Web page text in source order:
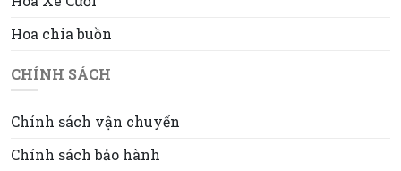
Hoa chia buồn
CHÍNH SÁCH
Chính sách vận chuyển
Chính sách bảo hành